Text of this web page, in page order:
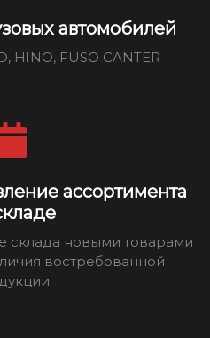
автомобилей
HINO, FUSO CANTER
ассортимента
склада новыми товарами
востребованной